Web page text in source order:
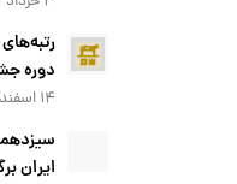
دوره
۱۴ اسفند ۱۴۰۳ - ۱۰:۰۰
ایران